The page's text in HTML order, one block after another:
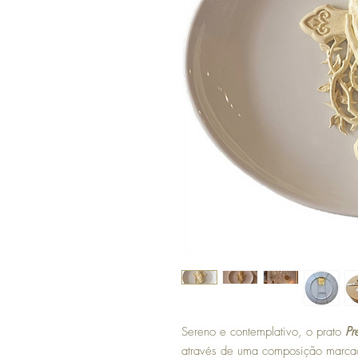
Sereno e contemplativo, o prato
através de uma composição